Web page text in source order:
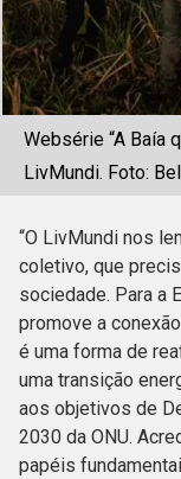
Websérie “A Baía
LivMundi. Foto:
“O LivMundi nos
coletivo, que
sociedade. Para a
promove a
é uma forma de
uma transição
aos objetivos de
2030 da ONU.
papéis